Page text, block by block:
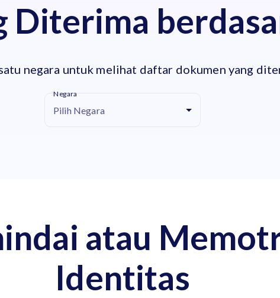
Diterima
negara untuk melihat daftar dokumen yang
Negara
Pilih Negara
atau
Identitas